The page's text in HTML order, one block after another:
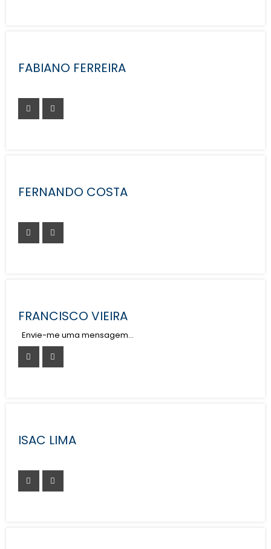
FABIANO FERREIRA
FERNANDO COSTA
FRANCISCO VIEIRA
Envie-me uma mensagem…
ISAC LIMA